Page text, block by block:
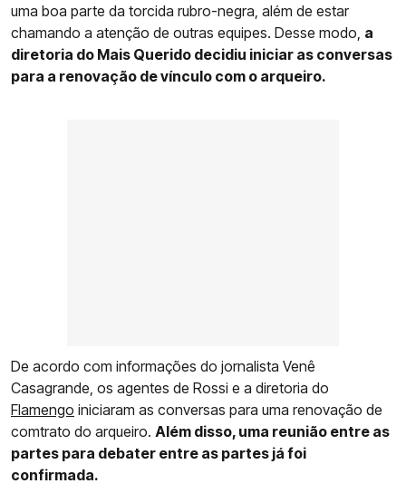
uma boa parte da torcida rubro-negra, além de estar
chamando a atenção de outras equipes. Desse modo, a
diretoria do Mais Querido decidiu iniciar as conversas
para a renovação de vínculo com o arqueiro.
De acordo com informações do jornalista Venê
Casagrande, os agentes de Rossi e a diretoria do
Flamengo iniciaram as conversas para uma renovação de
comtrato do arqueiro. Além disso, uma reunião entre as
partes para debater entre as partes já foi
confirmada.